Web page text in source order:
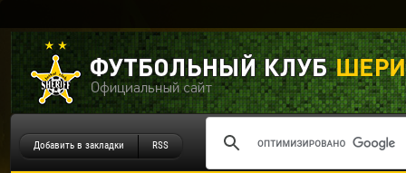
Добавить в закладки RSS